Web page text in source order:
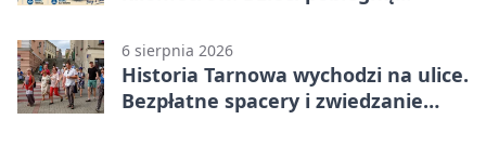
6 sierpnia 2026
Historia Tarnowa wychodzi na ulice.
Bezpłatne spacery i zwiedzanie